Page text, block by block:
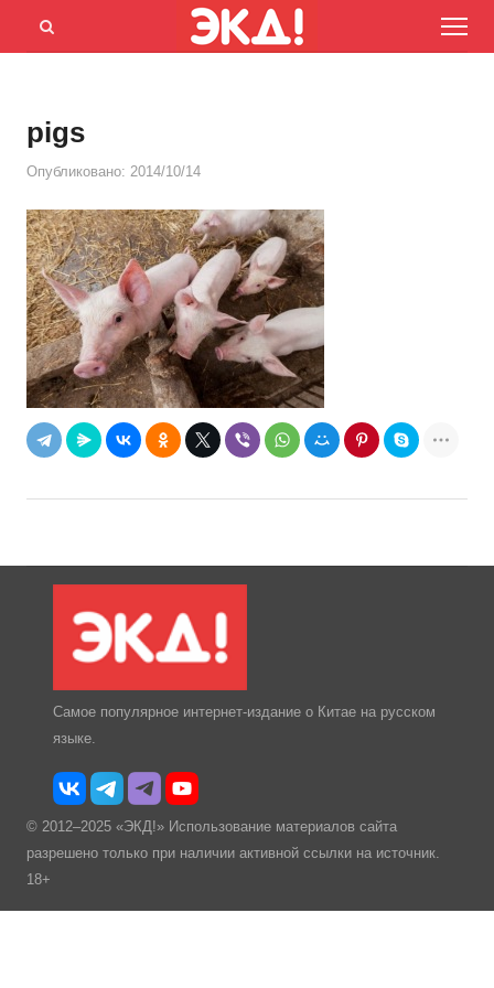
Menu
Открыть
pigs
Опубликовано: 2014/10/14
Самое популярное интернет-издание о Китае на русском
языке.
© 2012–2025 «ЭКД!» Использование материалов сайта
разрешено только при наличии активной ссылки на источник.
18+